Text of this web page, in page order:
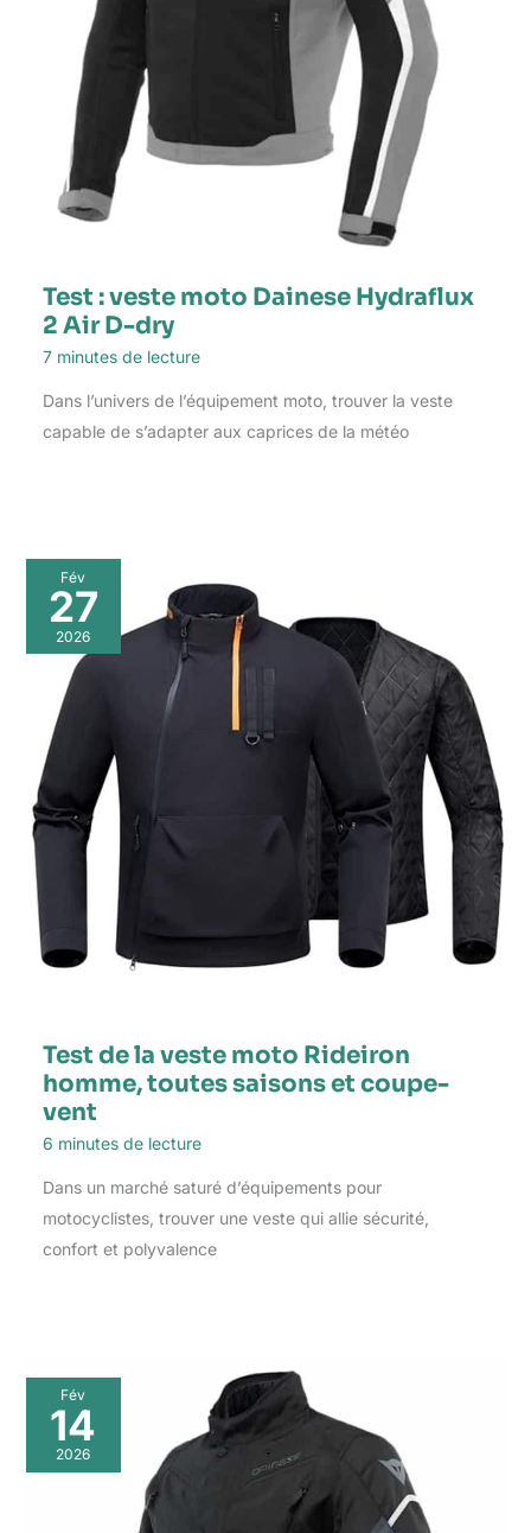
Test : veste moto Dainese Hydraflux
2 Air D-dry
7 minutes de lecture
Dans l’univers de l’équipement moto, trouver la veste
capable de s’adapter aux caprices de la météo
Fév
27
2026
Test de la veste moto Rideiron
homme, toutes saisons et coupe-
vent
6 minutes de lecture
Dans un marché saturé d’équipements pour
motocyclistes, trouver une veste qui allie sécurité,
confort et polyvalence
Fév
14
2026